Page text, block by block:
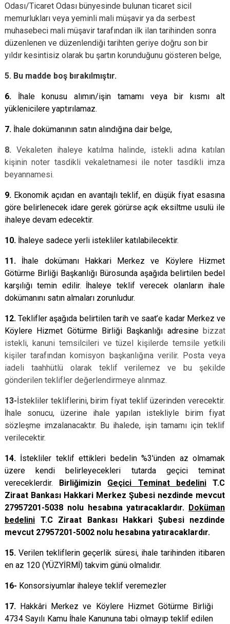
Odası/Ticaret Odası bünyesinde bulunan ticaret sicil
memurlukları veya yeminli mali müşavir ya da serbest
muhasebeci mali müşavir tarafından ilk ilan tarihinden sonra
düzenlenen ve düzenlendiği tarihten geriye doğru son bir
yıldır kesintisiz olarak bu şartın korunduğunu gösteren belge,
5. Bu madde boş bırakılmıştır.
6. İhale konusu alımın/işin tamamı veya bir kısmı alt
yüklenicilere yaptırılamaz.
7. İhale dokümanının satın alındığına dair belge,
8. Vekaleten ihaleye katılma halinde, istekli adına katılan
kişinin noter tasdikli vekaletnamesi ile noter tasdikli imza
beyannamesi.
9. Ekonomik açıdan en avantajlı teklif, en düşük fiyat esasına
göre belirlenecek idare gerek görürse açık eksiltme usulü ile
ihaleye devam edecektir.
10. İhaleye sadece yerli istekliler katılabilecektir.
11. İhale dokümanı Hakkari Merkez ve Köylere Hizmet
Götürme Birliği Başkanlığı Bürosunda aşağıda belirtilen bedel
karşılığı temin edilir. İhaleye teklif verecek olanların ihale
dokümanını satın almaları zorunludur.
12.Teklifler aşağıda belirtilen tarih ve saat’e kadar Merkez ve
Köylere Hizmet Götürme Birliği Başkanlığı adresine bizzat
istekli, kanuni temsilcileri ve tüzel kişilerde temsile yetkili
kişiler tarafından komisyon başkanlığına verilir. Posta veya
iadeli taahhütlü olarak teklif verilemez ve bu şekilde
gönderilen teklifler değerlendirmeye alınmaz.
13-İstekliler tekliflerini, birim fiyat teklif üzerinden verecektir.
İhale sonucu, üzerine ihale yapılan istekliyle birim fiyat
sözleşme imzalanacaktır. Bu ihalede, işin tamamı için teklif
verilecektir.
14. İstekliler teklif ettikleri bedelin %3'ünden az olmamak
üzere kendi belirleyecekleri tutarda geçici teminat
vereceklerdir. Birliğimizin Geçici Teminat bedeliniT.C
Ziraat Bankası Hakkari Merkez Şubesi nezdinde mevcut
27957201-5038 nolu hesabına yatıracaklardır. Doküman
bedelini T.C Ziraat Bankası Hakkari Şubesi nezdinde
mevcut 27957201-5002 nolu hesabına yatıracaklardır.
15.Verilen tekliflerin geçerlik süresi, ihale tarihinden itibaren
en az 120 (YÜZYİRMİ) takvim günü olmalıdır.
16- Konsorsiyumlar ihaleye teklif veremezler
17. Hakkâri Merkez ve Köylere Hizmet Götürme Birliği
4734 Sayılı Kamu İhale Kanununa tabi olmayıp teklif edilen